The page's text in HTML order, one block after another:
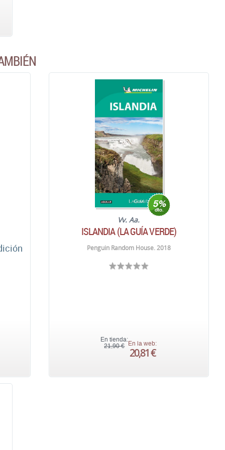
Vv. Aa.
ISLANDIA (LA GUÍA VERDE)
Penguin Random House. 2018
En tienda:
21,90 €
En la web:
20,81 €